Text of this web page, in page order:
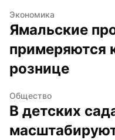
Экономика
Ямальские
примеряются
рознице
Общество
В детских